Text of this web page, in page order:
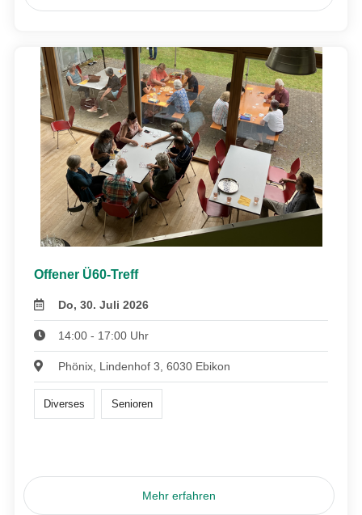
Offener Ü60-Treff
Do, 30. Juli 2026
14:00 - 17:00 Uhr
Phönix, Lindenhof 3, 6030 Ebikon
Diverses Senioren
Mehr erfahren